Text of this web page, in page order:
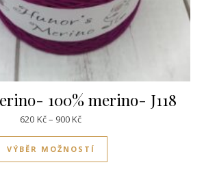
100% merino- J118
620 Kč– 900KčRozpětí cen: 620Kč až 900Kč
VÝBĚR MOŽNOSTÍ
Tento produkt má